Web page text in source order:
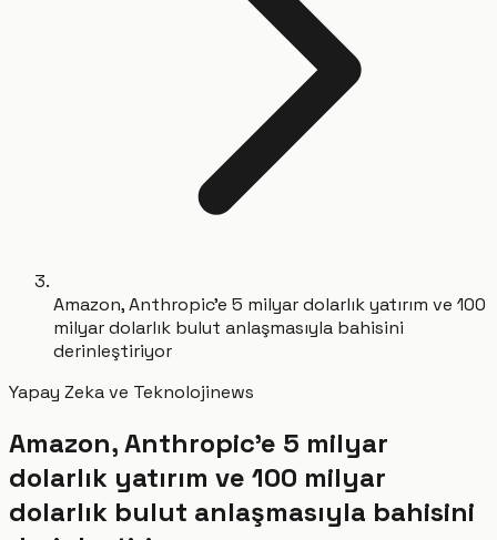
Amazon, Anthropic'e 5 milyar dolarlık yatırım ve 100
milyar dolarlık bulut anlaşmasıyla bahisini
derinleştiriyor
Yapay Zeka ve Teknolojinews
Amazon, Anthropic'e 5 milyar
dolarlık yatırım ve 100 milyar
dolarlık bulut anlaşmasıyla bahisini